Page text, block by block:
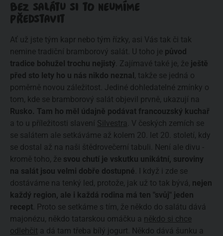
BEZ SALÁTU SI TO NEUMÍME
PŘEDSTAVIT
Ať už jste tým kapr nebo tým řízky, asi Vás tak či tak
nemine tradiční bramborový salát. U toho je původ
tradice bohužel trochu nejistý . Zajímavé také je, že ještě
před sto lety ho u nás nikdo neznal, takže se jedná o
poměrně novou záležitost. Jediné dohledatelné zmínky o
tom, kde se bramborový salát objevil prvně, ukazují na
Rusko. Tam ho měl údajně podávat francouzský kuchař
a to u příležitosti slavení Silvestra . V českých zemích se
se salátem ale setkáváme až kolem 20. let 20. století, kdy
se dostal až na naši štědrovečerní tabuli. Není ale divu -
kromě toho, že svou chutí je vskutku unikátní, suroviny
na salát jsou velmi dobře dostupné . I když i zde se
dostáváme na tenký led, protože, jak už to tak bývá, nejen
každý region, ale i každá rodina má ten "svůj" jeden
recept . Proto se setkáme s tím, že někdo do salátu dává
majonézu, někdo tatarskou omáčku a někdo si chce
odlehčit a dá tam třeba bílý jogurt. Někdo dává šunku a